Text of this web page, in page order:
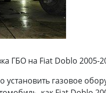
ГБО на Fiat Doblo 2005-
газовое